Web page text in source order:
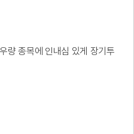
량 종목에 인내심 있게 장기투